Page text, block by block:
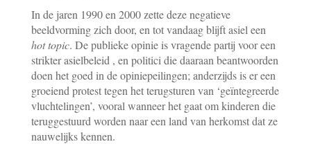
In de jaren 1990 en 2000 zette deze negatieve
beeldvorming zich door, en tot vandaag blijft asiel een
hot topic. De publieke opinie is vragende partij voor een
strikter asielbeleid , en politici die daaraan beantwoorden
doen het goed in de opiniepeilingen; anderzijds is er een
groeiend protest tegen het terugsturen van ‘geïntegreerde
vluchtelingen’, vooral wanneer het gaat om kinderen die
teruggestuurd worden naar een land van herkomst dat ze
nauwelijks kennen.